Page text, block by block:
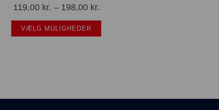
119,00 kr. – 198,00 kr.
VÆLG MULIGHEDER